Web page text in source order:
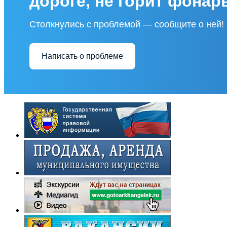
Столкнулись с проблемой — сообщите о ней!
Написать о проблеме